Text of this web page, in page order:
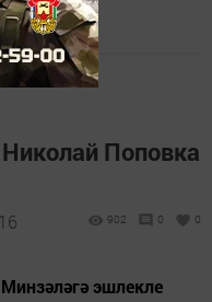
Поповка
902 0 0
эшлекле